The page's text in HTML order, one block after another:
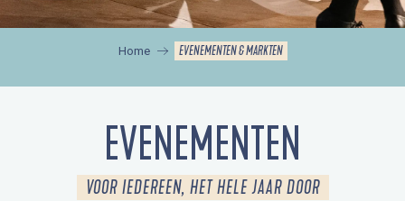
Home EVENEMENTEN & MARKTEN
EVENEMENTEN
VOOR IEDEREEN, HET HELE JAAR DOOR